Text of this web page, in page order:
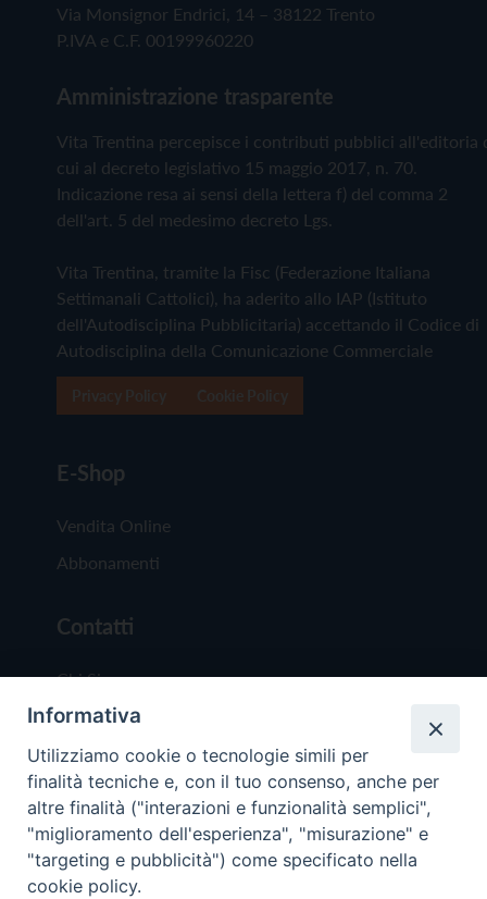
Via Monsignor Endrici, 14 – 38122 Trento
P.IVA e C.F. 00199960220
Amministrazione trasparente
Vita Trentina percepisce i contributi pubblici all'editoria
cui al decreto legislativo 15 maggio 2017, n. 70.
Indicazione resa ai sensi della lettera f) del comma 2
dell'art. 5 del medesimo decreto Lgs.
Vita Trentina, tramite la Fisc (Federazione Italiana
Settimanali Cattolici), ha aderito allo IAP (Istituto
dell'Autodisciplina Pubblicitaria) accettando il Codice di
Autodisciplina della Comunicazione Commerciale
E-Shop
Vendita Online
Abbonamenti
Contatti
Chi Siamo
Redazione
Scrivici
Copyright © 2019 - Tutti i diritti riservati - Vita
Informativa
Utilizziamo cookie o tecnologie simili per
finalità tecniche e, con il tuo consenso, anche per
altre finalità ("interazioni e funzionalità semplici",
"miglioramento dell'esperienza", "misurazione" e
"targeting e pubblicità") come specificato nella
cookie policy.